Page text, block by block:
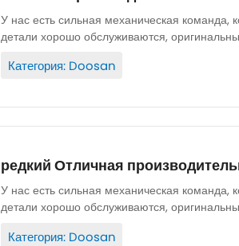
У нас есть сильная механическая команда,
детали хорошо обслуживаются,
Категория: Doosan
редкий Отличная
У нас есть сильная механическая команда,
детали хорошо обслуживаются,
Категория: Doosan